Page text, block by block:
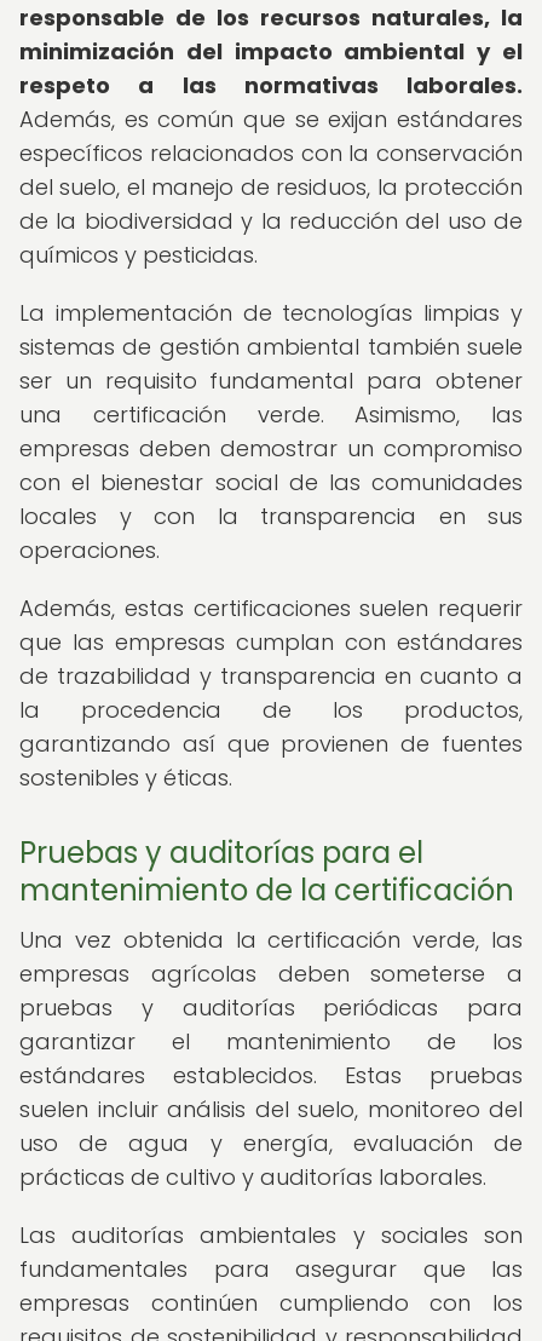
responsable de los recursos naturales, la
minimización del impacto ambiental y el
respeto a las normativas laborales.
Además, es común que se exijan estándares
específicos relacionados con la conservación
del suelo, el manejo de residuos, la protección
de la biodiversidad y la reducción del uso de
químicos y pesticidas.
La implementación de tecnologías limpias y
sistemas de gestión ambiental también suele
ser un requisito fundamental para obtener
una certificación verde. Asimismo, las
empresas deben demostrar un compromiso
con el bienestar social de las comunidades
locales y con la transparencia en sus
operaciones.
Además, estas certificaciones suelen requerir
que las empresas cumplan con estándares
de trazabilidad y transparencia en cuanto a
la procedencia de los productos,
garantizando así que provienen de fuentes
sostenibles y éticas.
Pruebas y auditorías para el
mantenimiento de la certificación
Una vez obtenida la certificación verde, las
empresas agrícolas deben someterse a
pruebas y auditorías periódicas para
garantizar el mantenimiento de los
estándares establecidos. Estas pruebas
suelen incluir análisis del suelo, monitoreo del
uso de agua y energía, evaluación de
prácticas de cultivo y auditorías laborales.
Las auditorías ambientales y sociales son
fundamentales para asegurar que las
empresas continúen cumpliendo con los